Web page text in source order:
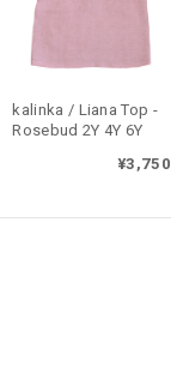
kalinka / Liana Top -
Rosebud 2Y 4Y 6Y
¥3,750